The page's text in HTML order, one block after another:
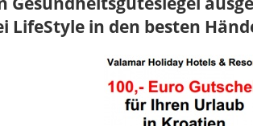
LifeStyle in den besten